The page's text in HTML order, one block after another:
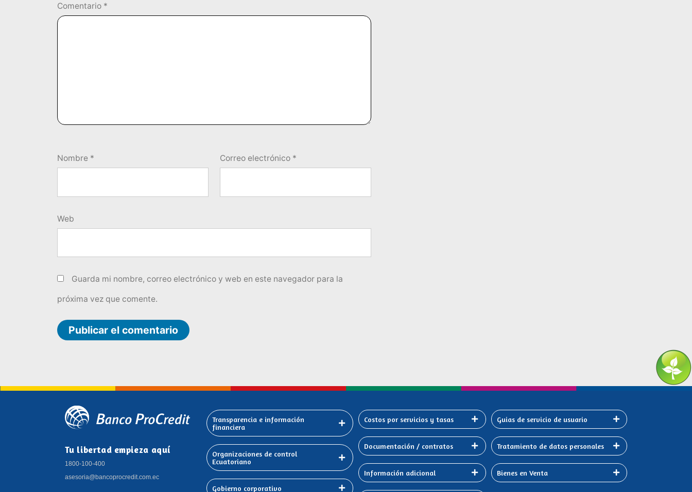
Comentario *
Nombre * Correo electrónico *
Web
Guarda mi nombre, correo electrónico y web en este navegador para la
próxima vez que comente.
Tu libertad empieza aquí
1800-100-400
asesoria@bancoprocredit.com.ec
Transparencia e información
financiera
Organizaciones de control
Ecuatoriano
Gobierno corporativo
Costos por servicios y tasas
Documentación / contratos
Información adicional
Guias de servicio de usuario
Tratamiento de datos personales
Bienes en Venta